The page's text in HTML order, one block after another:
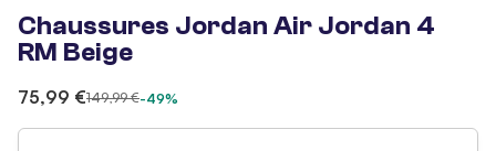
Chaussures Jordan Air Jordan 4
RM Beige
75,99 €149,99 €-49%